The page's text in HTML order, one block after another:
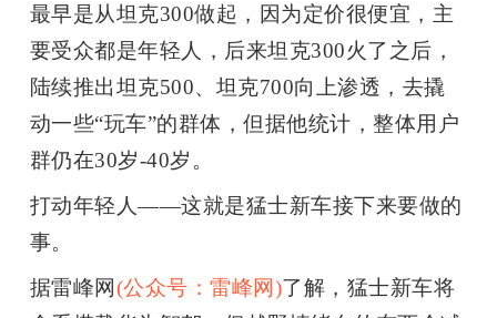
最早是从坦克300做起，因为定价很便宜，主
要受众都是年轻人，后来坦克300火了之后，
陆续推出坦克500、坦克700向上渗透，去撬
动一些“玩车”的群体，但据他统计，整体用户
群仍在30岁-40岁。
打动年轻人——这就是猛士新车接下来要做的
事。
据雷峰网(公众号：雷峰网)了解，猛士新车将